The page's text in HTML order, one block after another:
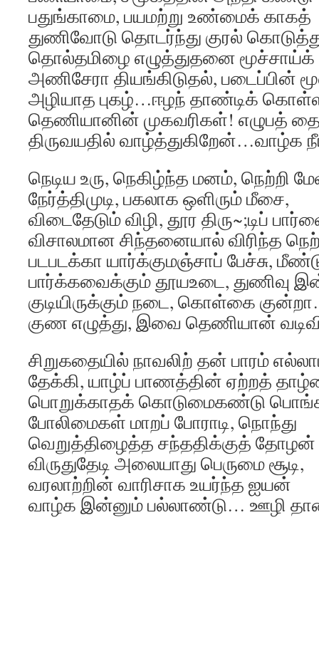
பதுங்காமை, பயமற்று உண்மைக் காகத்
துணிவோடு தொடர்ந்து குரல்
தொல்தமிழை எழுத்துதனை
அணிசேரா தியங்கிடுதல், படைப்பின்
அழியாத புகழ்…ஈழந் தாண்டிக்
தெணியானின் முகவரிகள்! எழுபத்
திருவயதில் வாழ்த்துகிறேன்…வாழ்க
நெடிய உரு, நெகிழ்ந்த மனம், நெற்றி
நேர்த்திமுடி, பகலாக ஒளிரும் மீசை,
விடைதேடும் விழி, தூர திரு~;டிப்
விசாலமான சிந்தனையால் விரிந்த
படபடக்கா யார்க்குமஞ்சாப் பேச்சு,
பார்க்கவைக்கும் தூயஉடை, துணிவு
குடியிருக்கும் நடை, கொள்கை
குண எழுத்து, இவை தெணியான்
சிறுகதையில் நாவலிற் தன் பாரம்
தேக்கி, யாழ்ப் பாணத்தின் ஏற்றத்
பொறுக்காதக் கொடுமைகண்டு
போலிமைகள் மாறப் போராடி, நொந்து
வெறுத்திழைத்த சந்ததிக்குத்
விருதுதேடி அலையாது பெருமை சூடி,
வரலாற்றின் வாரிசாக உயர்ந்த ஐயன்
வாழ்க இன்னும் பல்லாண்டு… ஊழி